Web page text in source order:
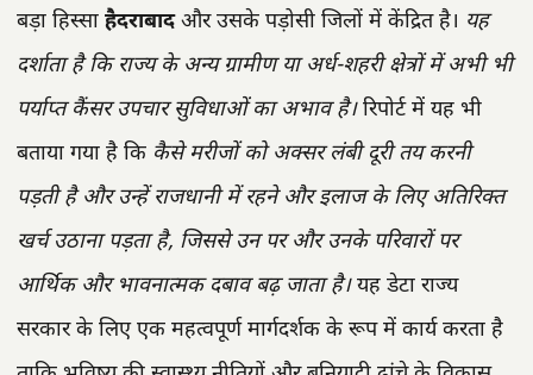
बड़ा हिस्सा हैदराबादऔर उसके पड़ोसी जिलों में केंद्रित है। यह
दर्शाता है कि राज्य के अन्य ग्रामीण या अर्ध-शहरी क्षेत्रों में अभी भी
पर्याप्त कैंसर उपचार सुविधाओं का अभाव है।रिपोर्ट में यह भी
बताया गया है कि कैसे मरीजों को अक्सर लंबी दूरी तय करनी
पड़ती है और उन्हें राजधानी में रहने और इलाज के लिए अतिरिक्त
खर्च उठाना पड़ता है, जिससे उन पर और उनके परिवारों पर
आर्थिक और भावनात्मक दबाव बढ़ जाता है।यह डेटा राज्य
सरकार के लिए एक महत्वपूर्ण मार्गदर्शक के रूप में कार्य करता है